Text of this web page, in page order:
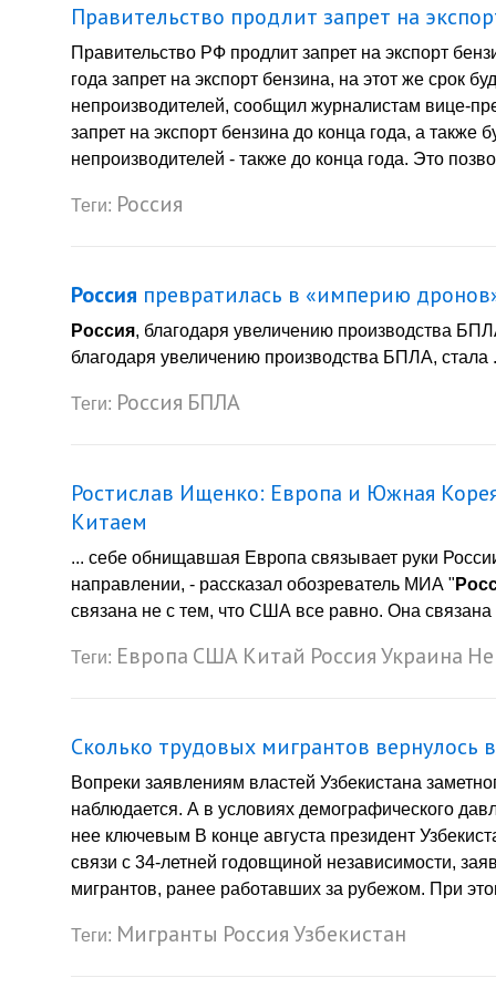
Правительство продлит запрет на
Правительство РФ продлит запрет на экспорт
года запрет на экспорт бензина, на этот же срок
непроизводителей, сообщил журналистам вице-
запрет на экспорт бензина до конца года, а также
непроизводителей - также до конца года. Это
Теги: Россия
Россия превратилась в «империю
Россия, благодаря увеличению производства
благодаря увеличению производства БПЛА, стала
Теги: Россия БПЛА
Ростислав Ищенко: Европа и Южная
Китаем
... себе обнищавшая Европа связывает руки
направлении, - рассказал обозреватель МИА "
связана не с тем, что США все равно. Она связана
Теги: Европа США Китай РоссияУкраина
Сколько трудовых мигрантов вернулось
Вопреки заявлениям властей Узбекистана
наблюдается. А в условиях демографического
нее ключевым В конце августа президент
связи с 34-летней годовщиной независимости,
мигрантов, ранее работавших за рубежом. При
Теги: Мигранты РоссияУзбекистан